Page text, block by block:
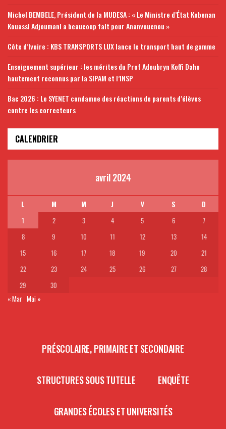
Michel BEMBELE, Président de la MUDESA : « Le Ministre d’État Kobenan
Kouassi Adjoumani a beaucoup fait pour Ananvouenou »
Côte d’Ivoire : KBS TRANSPORTS LUX lance le transport haut de gamme
Enseignement supérieur : les mérites du Prof Adoubryn Koffi Daho
hautement reconnus par la SIPAM et l’INSP
Bac 2026 : Le SYENET condamne des réactions de parents d’élèves
contre les correcteurs
CALENDRIER
avril 2024
L M M J V S
D
1
2 3 4 5 6
7
8
9 10 11 12 13
14
15
16 17 18 19 20
21
22
23 24 25 26 27
28
29
30
« Mar Mai »
PRÉSCOLAIRE, PRIMAIRE ET SECONDAIRE
STRUCTURES SOUS TUTELLE ENQUÊTE
GRANDES ÉCOLES ET UNIVERSITÉS